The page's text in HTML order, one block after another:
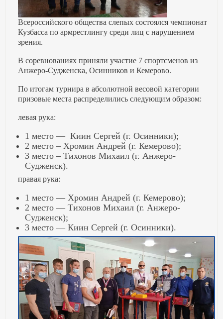
Всероссийского общества слепых состоялся чемпионат
Кузбасса по армрестлингу среди лиц с нарушением
зрения.
В соревнованиях приняли участие 7 спортсменов из
Анжеро-Судженска, Осинников и Кемерово.
По итогам турнира в абсолютной весовой категории
призовые места распределились следующим образом:
левая рука:
1 место — Киин Сергей (г. Осинники);
2 место – Хромин Андрей (г. Кемерово);
3 место – Тихонов Михаил (г. Анжеро-
Судженск).
правая рука:
1 место — Хромин Андрей (г. Кемерово);
2 место — Тихонов Михаил (г. Анжеро-
Судженск);
3 место — Киин Сергей (г. Осинники).